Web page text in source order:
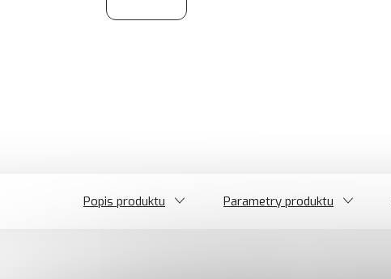
Popis produktu Parametry produktu